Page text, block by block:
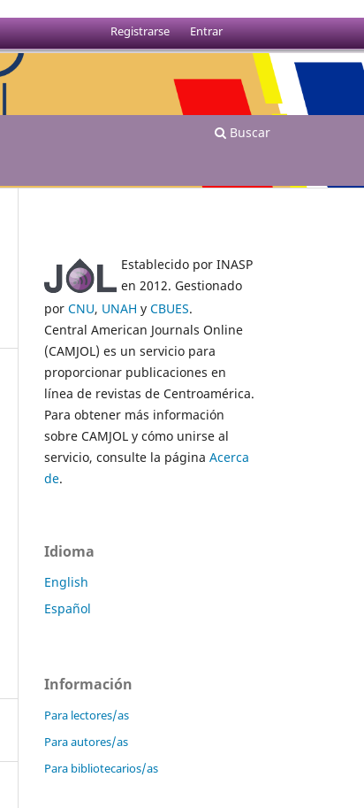
Buscar
Registrarse Entrar
Establecido por INASP
en 2012. Gestionado
por CNU, UNAH y CBUES.
Central American Journals Online
(CAMJOL) es un servicio para
proporcionar publicaciones en
línea de revistas de Centroamérica.
Para obtener más información
sobre CAMJOL y cómo unirse al
servicio, consulte la página Acerca
de.
Idioma
English
Español
Información
Para lectores/as
Para autores/as
Para bibliotecarios/as